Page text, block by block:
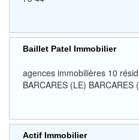
Baillet Patel Immobilier
agences immobilières 10
BARCARES (LE) BARCARES
Actif Immobilier